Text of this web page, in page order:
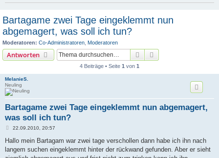
Bartagame zwei Tage eingeklemmt nun
abgemagert, was soll ich tun?
Moderatoren: Co-Administratoren Moderatoren
Antworten Suche
4 Beiträge • Seite 1 von 1
MelanieS.
Neuling
Bartagame zwei Tage eingeklemmt nun abgemagert,
was soll ich tun?
B
i
r
a
22.09.2010, 20:57
Hallo mein Bartagam war zwei tage verschollen dann habe ich ihn nach
langem suchen eingeklemmt hinter der rückwand gefunden. Aber er sieht